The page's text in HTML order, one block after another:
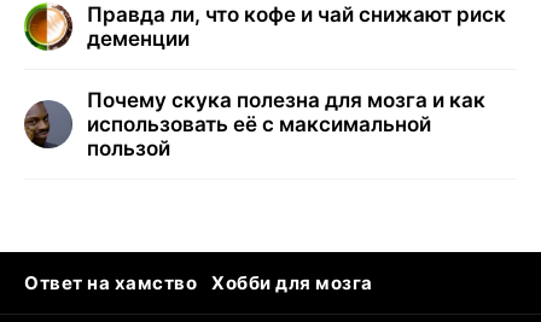
Правда ли, что кофе и чай снижают риск
деменции
Почему скука полезна для мозга и как
использовать её с максимальной
пользой
Ответ на хамство
Хобби для мозга
Бензин 100 и 95
Тунцы в океанариуме